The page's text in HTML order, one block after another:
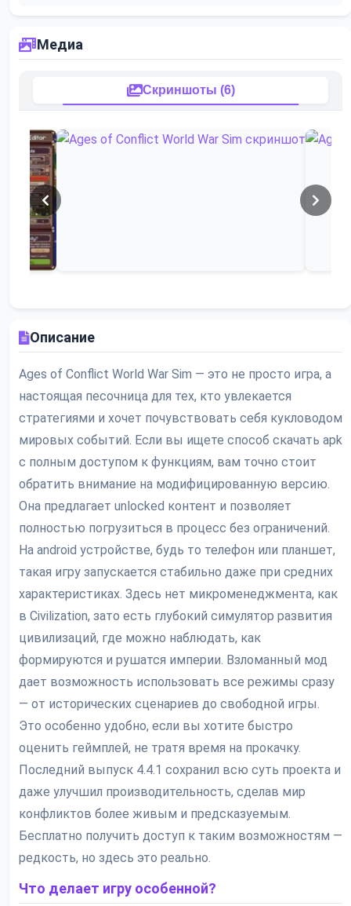
Медиа
Скриншоты (6)
Описание
Ages of Conflict World War Sim — это не просто игра, а
настоящая песочница для тех, кто увлекается
стратегиями и хочет почувствовать себя кукловодом
мировых событий. Если вы ищете способ скачать apk
с полным доступом к функциям, вам точно стоит
обратить внимание на модифицированную версию.
Она предлагает unlocked контент и позволяет
полностью погрузиться в процесс без ограничений.
На android устройстве, будь то телефон или планшет,
такая игру запускается стабильно даже при средних
характеристиках. Здесь нет микроменеджмента, как
в Civilization, зато есть глубокий симулятор развития
цивилизаций, где можно наблюдать, как
формируются и рушатся империи. Взломанный мод
дает возможность использовать все режимы сразу
— от исторических сценариев до свободной игры.
Это особенно удобно, если вы хотите быстро
оценить геймплей, не тратя время на прокачку.
Последний выпуск 4.4.1 сохранил всю суть проекта и
даже улучшил производительность, сделав мир
конфликтов более живым и предсказуемым.
Бесплатно получить доступ к таким возможностям —
редкость, но здесь это реально.
Что делает игру особенной?